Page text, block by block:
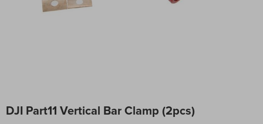
DJI Part11 Vertical Bar Clamp (2pcs)
to